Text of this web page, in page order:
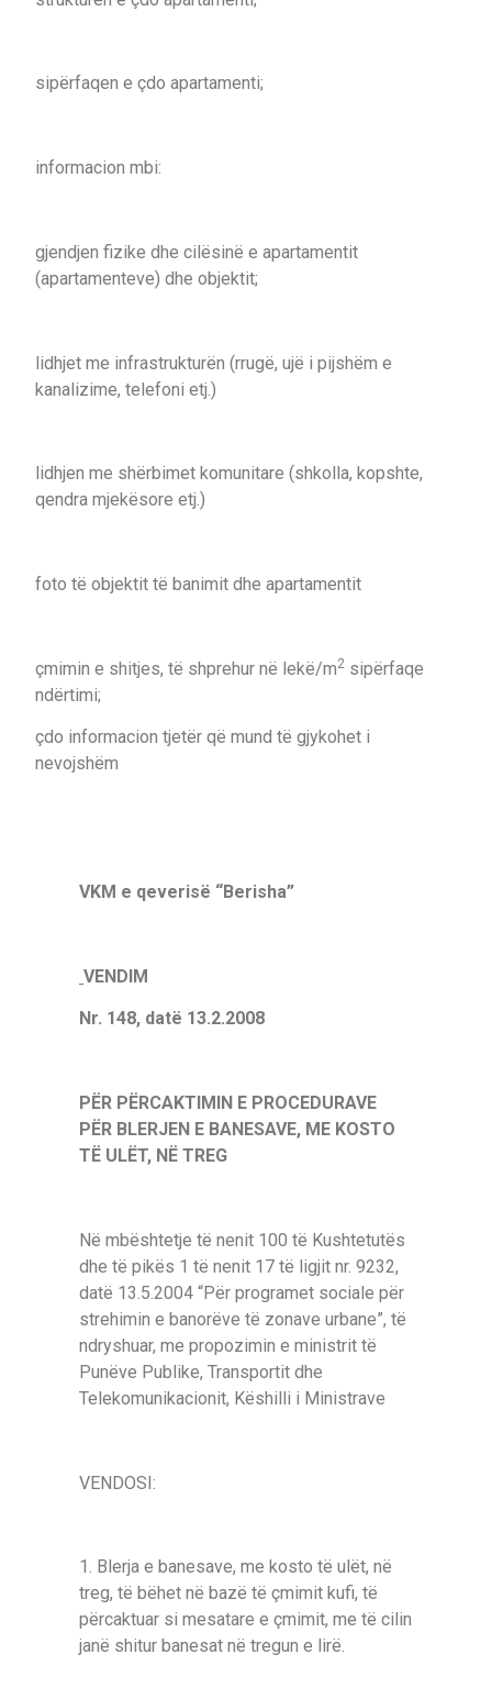
sipërfaqen e çdo apartamenti;
informacion mbi:
gjendjen fizike dhe cilësinë e apartamentit
(apartamenteve) dhe objektit;
lidhjet me infrastrukturën (rrugë, ujë i pijshëm e
kanalizime, telefoni etj.)
lidhjen me shërbimet komunitare (shkolla, kopshte,
qendra mjekësore etj.)
foto të objektit të banimit dhe apartamentit
çmimin e shitjes, të shprehur në lekë/m2 sipërfaqe
ndërtimi;
çdo informacion tjetër që mund të gjykohet i
nevojshëm
VKM e qeverisë “Berisha”
VENDIM
Nr. 148, datë 13.2.2008
PËR PËRCAKTIMIN E PROCEDURAVE
PËR BLERJEN E BANESAVE, ME KOSTO
TË ULËT, NË TREG
Në mbështetje të nenit 100 të Kushtetutës
dhe të pikës 1 të nenit 17 të ligjit nr. 9232,
datë 13.5.2004 “Për programet sociale për
strehimin e banorëve të zonave urbane”, të
ndryshuar, me propozimin e ministrit të
Punëve Publike, Transportit dhe
Telekomunikacionit, Këshilli i Ministrave
VENDOSI:
1. Blerja e banesave, me kosto të ulët, në
treg, të bëhet në bazë të çmimit kufi, të
përcaktuar si mesatare e çmimit, me të cilin
janë shitur banesat në tregun e lirë.